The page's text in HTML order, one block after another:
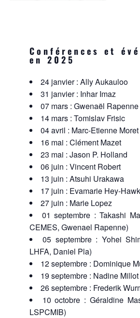
Conférences et
en 2025
24 janvier : Ally Aukauloo
31 janvier : Inhar Imaz
07 mars : Gwenaël Rapenne
14 mars : Tomislav Frisic
04 avril : Marc-Etienne Moret
16 mai : Clément Mazet
23 mai : Jason P. Holland
06 juin : Vincent Robert
13 juin : Atsuhi Urakawa
17 juin : Evamarie Hey-
27 juin : Marie Lopez
01 septembre : Takashi
CEMES, Gwenael Rapenne)
05 septembre : Yohei
LHFA, Daniel Pla)
12 septembre : Dominique
19 septembre : Nadine Millot
26 septembre : Frederik
10 octobre : Géraldine
LSPCMIB)